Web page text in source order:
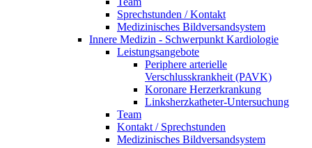
Sprechstunden / Kontakt
Medizinisches Bildversandsystem
Innere Medizin - Schwerpunkt Kardiologie
Leistungsangebote
Periphere arterielle
Verschlusskrankheit (PAVK)
Koronare Herzerkrankung
Linksherzkatheter-Untersuchung
Team
Kontakt / Sprechstunden
Medizinisches Bildversandsystem